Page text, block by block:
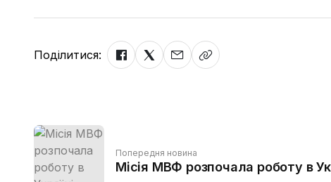
Поділитися:
Попередня новина
Місія МВФ розпочала роботу в